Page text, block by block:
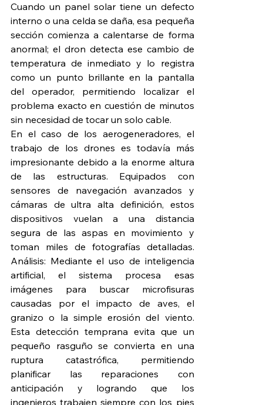
Cuando un panel solar tiene un defecto
interno o una celda se daña, esa pequeña
sección comienza a calentarse de forma
anormal; el dron detecta ese cambio de
temperatura de inmediato y lo registra
como un punto brillante en la pantalla
del operador, permitiendo localizar el
problema exacto en cuestión de minutos
sin necesidad de tocar un solo cable.
En el caso de los aerogeneradores, el
trabajo de los drones es todavía más
impresionante debido a la enorme altura
de las estructuras. Equipados con
sensores de navegación avanzados y
cámaras de ultra alta definición, estos
dispositivos vuelan a una distancia
segura de las aspas en movimiento y
toman miles de fotografías detalladas.
Análisis: Mediante el uso de inteligencia
artificial, el sistema procesa esas
imágenes para buscar microfisuras
causadas por el impacto de aves, el
granizo o la simple erosión del viento.
Esta detección temprana evita que un
pequeño rasguño se convierta en una
ruptura catastrófica, permitiendo
planificar las reparaciones con
anticipación y logrando que los
ingenieros trabajen siempre con los pies